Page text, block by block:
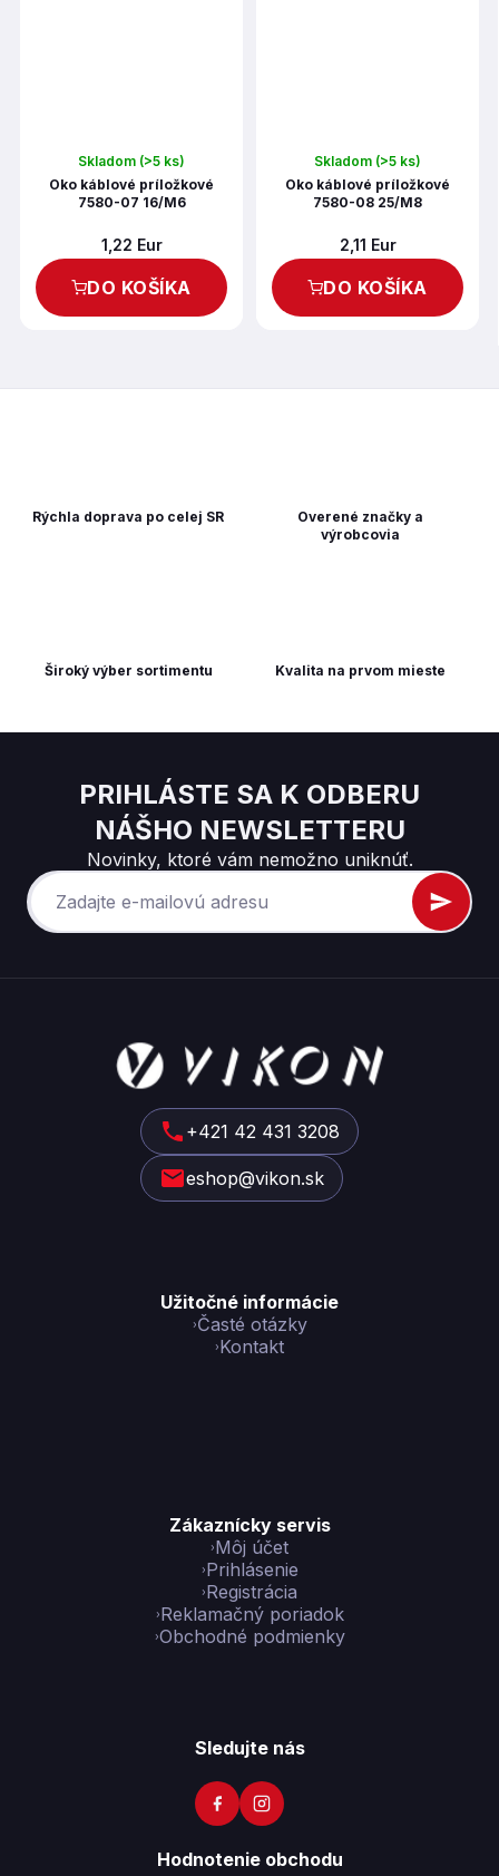
Skladom (>5 ks)
Oko káblové príložkové
7580-07 16/M6
1,22 Eur
DO KOŠÍKA
Skladom (>5 ks)
Oko káblové príložkové
7580-08 25/M8
2,11 Eur
DO KOŠÍKA
Kvalita na prvom mieste
Overené značky a
výrobcovia
Rýchla doprava po celej SR
Široký výber sortimentu
PRIHLÁSTE SA K ODBERU
NÁŠHO NEWSLETTERU
Novinky, ktoré vám nemožno uniknúť.
+421 42 431 3208
eshop@vikon.sk
Užitočné informácie
Časté otázky
Kontakt
Zákaznícky servis
Môj účet
Prihlásenie
Registrácia
Reklamačný poriadok
Obchodné podmienky
Sledujte nás
Hodnotenie obchodu